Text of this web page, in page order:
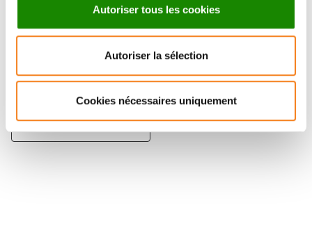
Autoriser tous les cookies
Autoriser la sélection
Cookies nécessaires uniquement
JOSHUA
WATERFALL
Chargé de recherche